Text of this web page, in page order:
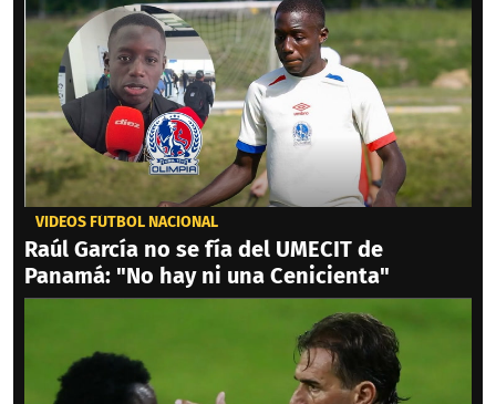
VIDEOS FÚTBOL NACIONAL
Raúl García no se fía del UMECIT de
Panamá: "No hay ni una Cenicienta"